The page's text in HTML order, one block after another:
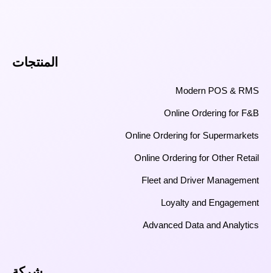
المنتجات
Modern POS & RMS
Online Ordering for F&B
Online Ordering for Supermarkets
Online Ordering for Other Retail
Fleet and Driver Management
Loyalty and Engagement
Advanced Data and Analytics